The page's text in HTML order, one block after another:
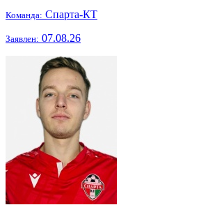
Команда: Спарта-КТ
Заявлен: 07.08.26